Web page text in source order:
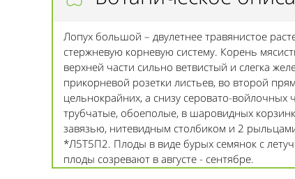
Лопух большой – двулетнее травянистое
стержневую корневую систему. Корень
верхней части сильно ветвистый и слегка
прикорневой розетки листьев, во второй
цельнокрайних, а снизу серовато-
трубчатые, обоеполые, в шаровидных
завязью, нитевидным столбиком и 2
*Л5Т5П2. Плоды в виде бурых семянок с
плоды созревают в августе - сентябре.